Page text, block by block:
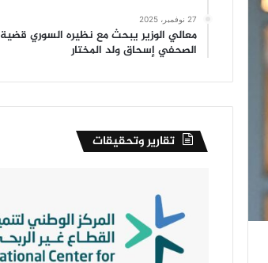
27 نوفمبر، 2025
معالي الوزير يبحث مع نظيره السوري قضية
الصحفي إسحاق ولد المختار
تقارير وتحقيقات